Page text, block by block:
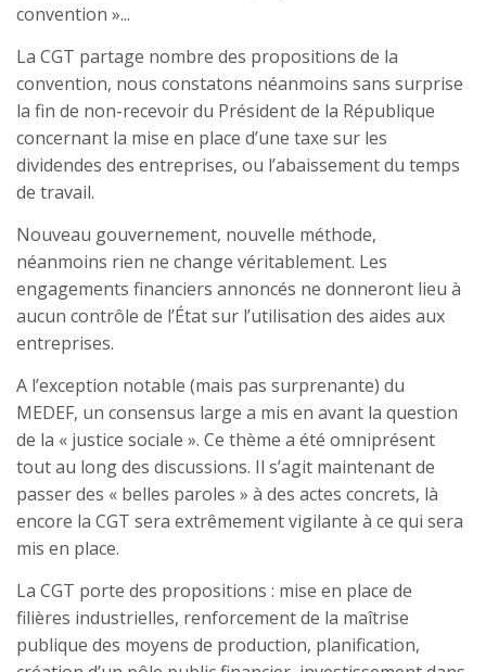
convention »...
La CGT partage nombre des propositions de la
convention, nous constatons néanmoins sans surprise
la fin de non-recevoir du Président de la République
concernant la mise en place d’une taxe sur les
dividendes des entreprises, ou l’abaissement du temps
de travail.
Nouveau gouvernement, nouvelle méthode,
néanmoins rien ne change véritablement. Les
engagements financiers annoncés ne donneront lieu à
aucun contrôle de l’État sur l’utilisation des aides aux
entreprises.
A l’exception notable (mais pas surprenante) du
MEDEF, un consensus large a mis en avant la question
de la « justice sociale ». Ce thème a été omniprésent
tout au long des discussions. Il s’agit maintenant de
passer des « belles paroles » à des actes concrets, là
encore la CGT sera extrêmement vigilante à ce qui sera
mis en place.
La CGT porte des propositions : mise en place de
filières industrielles, renforcement de la maîtrise
publique des moyens de production, planification,